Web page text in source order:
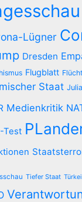
Lügner
Dresden
Flugblatt
Staat
Medienkritik
Test
Tiefer Staat Türkei